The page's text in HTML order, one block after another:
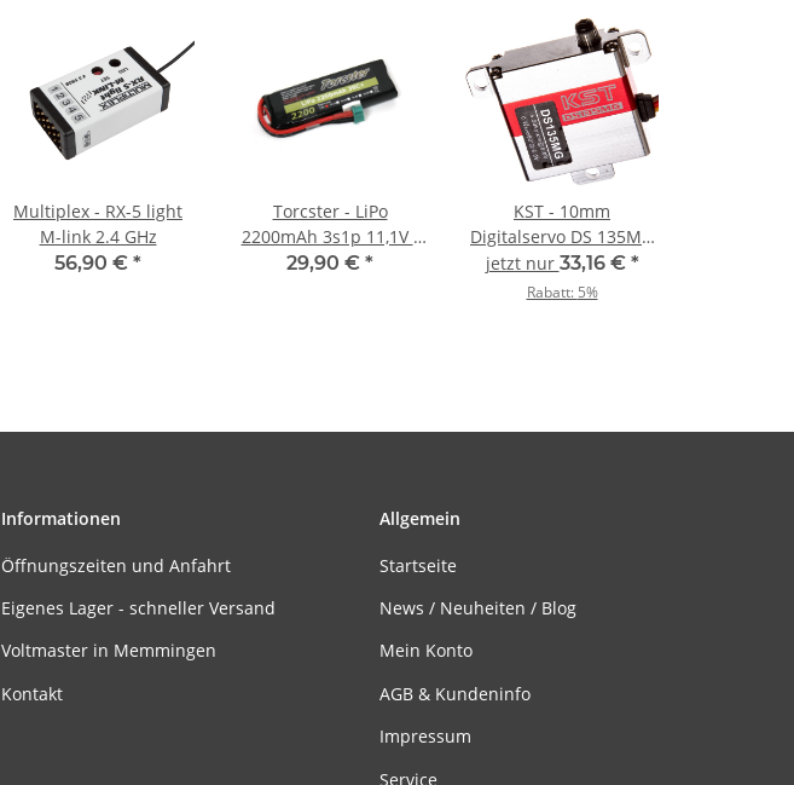
Multiplex - RX-5 light
M-link 2.4 GHz
56,90 € *
Torcster - LiPo
2200mAh 3s1p 11,1V -
30C+
29,90 € *
KST - 10mm
Digitalservo DS 135MG
mit Servorahmen
jetzt nur 33,16 € *
Rabatt: 5%
Informationen
Öffnungszeiten und Anfahrt
Eigenes Lager - schneller Versand
Voltmaster in Memmingen
Kontakt
Allgemein
Startseite
News / Neuheiten / Blog
Mein Konto
AGB & Kundeninfo
Impressum
Service